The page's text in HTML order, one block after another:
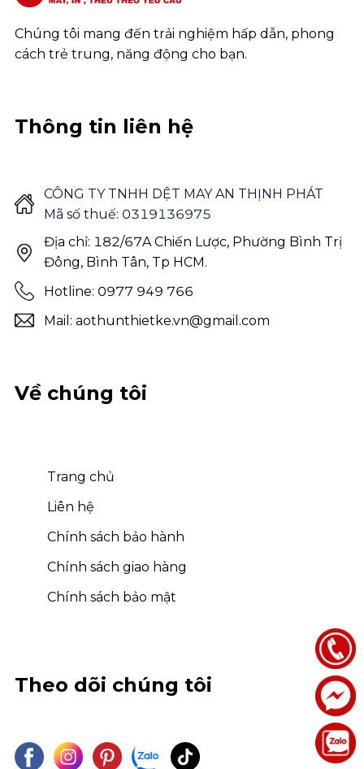
Theo dõi chúng tôi
Chúng tôi mang đến trải nghiệm hấp dẫn, phong
cách trẻ trung, năng động cho bạn.
Về chúng tôi
Trang chủ
Liên hệ
Chính sách bảo hành
Chính sách giao hàng
Chính sách bảo mật
Thông tin liên hệ
Hotline: 0977 949 766
Mail: aothunthietke.vn@gmail.com
Địa chỉ: 182/67A Chiến Lược, Phường Bình Trị
Đông, Bình Tân, Tp HCM.
CÔNG TY TNHH DỆT MAY AN THỊNH PHÁT
Mã số thuế: 0319136975